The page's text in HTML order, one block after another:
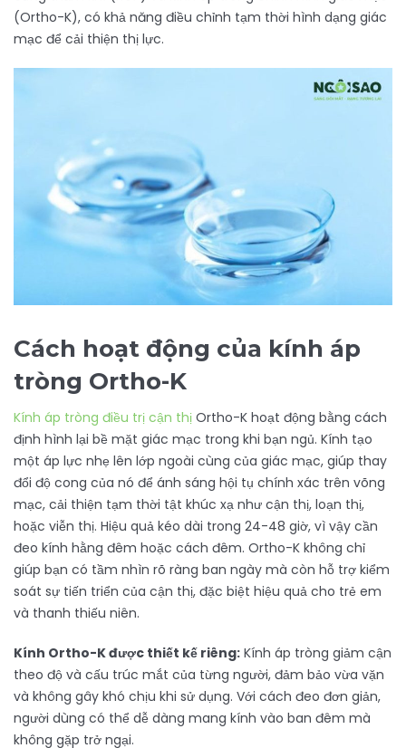
(Ortho-K), có khả năng điều chỉnh tạm thời hình dạng giác
mạc để cải thiện thị lực.
Cách hoạt động của kính áp
tròng Ortho-K
Kính áp tròng điều trị cận thị Ortho-K hoạt động bằng cách
định hình lại bề mặt giác mạc trong khi bạn ngủ. Kính tạo
một áp lực nhẹ lên lớp ngoài cùng của giác mạc, giúp thay
đổi độ cong của nó để ánh sáng hội tụ chính xác trên võng
mạc, cải thiện tạm thời tật khúc xạ như cận thị, loạn thị,
hoặc viễn thị. Hiệu quả kéo dài trong 24-48 giờ, vì vậy cần
đeo kính hằng đêm hoặc cách đêm. Ortho-K không chỉ
giúp bạn có tầm nhìn rõ ràng ban ngày mà còn hỗ trợ kiểm
soát sự tiến triển của cận thị, đặc biệt hiệu quả cho trẻ em
và thanh thiếu niên.
Kính Ortho-K được thiết kế riêng: Kính áp tròng giảm cận
theo độ và cấu trúc mắt của từng người, đảm bảo vừa vặn
và không gây khó chịu khi sử dụng. Với cách đeo đơn giản,
người dùng có thể dễ dàng mang kính vào ban đêm mà
không gặp trở ngại.